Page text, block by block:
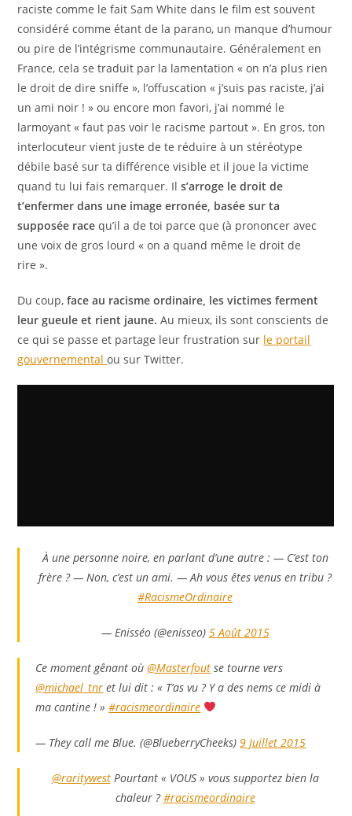
raciste comme le fait Sam White dans le film est souvent
considéré comme étant de la parano, un manque d’humour
ou pire de l’intégrisme communautaire. Généralement en
France, cela se traduit par la lamentation « on n’a plus rien
le droit de dire sniffe », l’offuscation « j’suis pas raciste, j’ai
un ami noir ! » ou encore mon favori, j’ai nommé le
larmoyant « faut pas voir le racisme partout ». En gros, ton
interlocuteur vient juste de te réduire à un stéréotype
débile basé sur ta différence visible et il joue la victime
quand tu lui fais remarquer. Il s’arroge le droit de
t’enfermer dans une image erronée, basée sur ta
supposée race qu’il a de toi parce que (à prononcer avec
une voix de gros lourd « on a quand même le droit de
rire ».
Du coup,face au racisme ordinaire, les victimes ferment
leur gueule et rient jaune. Au mieux, ils sont conscients de
ce qui se passe et partage leur frustration sur le portail
gouvernementalou sur Twitter.
À une personne noire, en parlant d’une autre : — C’est ton
frère ? — Non, c’est un ami. — Ah vous êtes venus en tribu ?
#RacismeOrdinaire
— Enisséo (@enisseo) 5 Août 2015
Ce moment gênant où@Masterfout se tourne vers
@michael_tnr et lui dit : « T’as vu ? Y a des nems ce midi à
ma cantine ! »#racismeordinaire
— They call me Blue. (@BlueberryCheeks)9 Juillet 2015
@raritywestPourtant « VOUS » vous supportez bien la
chaleur ?#racismeordinaire